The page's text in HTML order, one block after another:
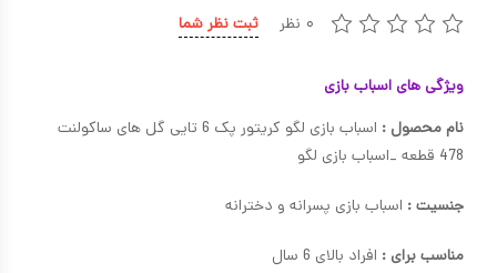
۰ نظر ثبت نظر شما
ویژگی های اسباب بازی
نام محصول :
اسباب بازی لگو کریتور پک 6 تایی گل های ساکولنت
478 قطعه _اسباب بازی لگو
جنسیت : اسباب بازی پسرانه و دخترانه
مناسب برای : افراد بالای 6 سال